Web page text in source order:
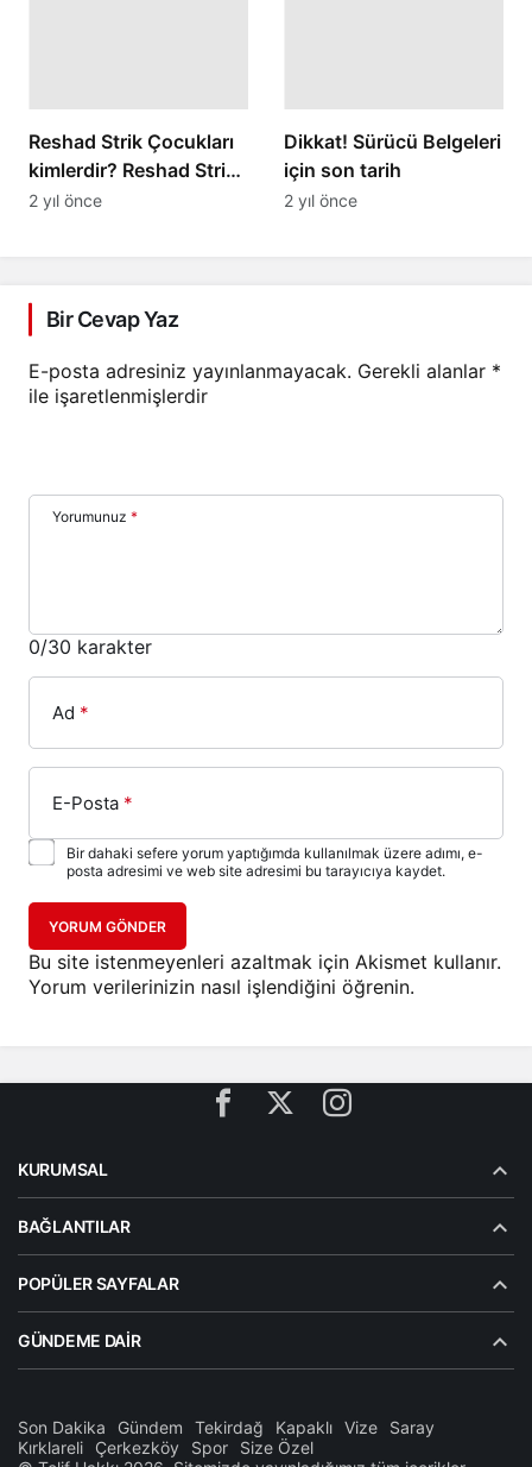
Reshad Strik Çocukları
kimlerdir? Reshad Strik
Boşandı mı?
2 yıl önce
Dikkat! Sürücü Belgeleri
için son tarih
2 yıl önce
Bir Cevap Yaz
E-posta adresiniz yayınlanmayacak. Gerekli alanlar *
ile işaretlenmişlerdir
Yorumunuz *
0/30 karakter
Ad *
E-Posta *
Bir dahaki sefere yorum yaptığımda kullanılmak üzere adımı, e-
posta adresimi ve web site adresimi bu tarayıcıya kaydet.
YORUM GÖNDER
Bu site istenmeyenleri azaltmak için Akismet kullanır.
Yorum verilerinizin nasıl işlendiğini öğrenin.
KURUMSAL
BAĞLANTILAR
POPÜLER SAYFALAR
GÜNDEME DAIR
Son Dakika Gündem Tekirdağ Kapaklı Vize
Saray
Kırklareli
Çerkezköy Spor
Size Özel